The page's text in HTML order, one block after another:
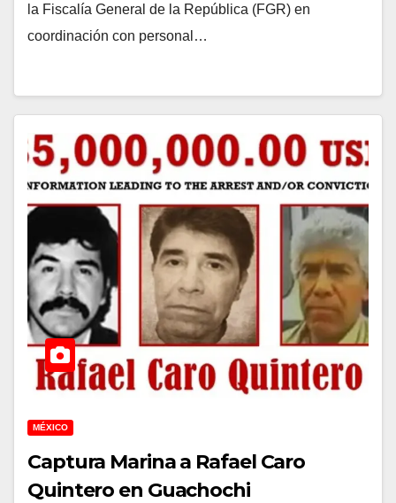
la Fiscalía General de la República (FGR) en
coordinación con personal…
MÉXICO
Captura Marina a Rafael Caro
Quintero en Guachochi